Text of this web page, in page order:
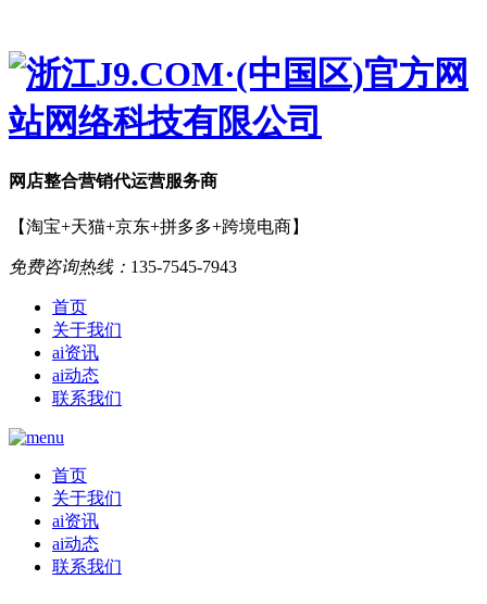
网店整合营销代运营服务商
【淘宝+天猫+京东+拼多多+跨境电商】
免费咨询热线： 135-7545-7943
首页
关于我们
ai资讯
ai动态
联系我们
首页
关于我们
ai资讯
ai动态
联系我们